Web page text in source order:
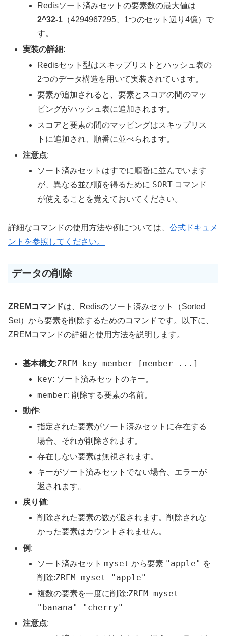
Redisソート済みセットの要素数の最大値は
2^32-1 （4294967295、1つのセット辺り4億）で
す。
実装の詳細:
Redisセット型はスキップリストとハッシュ表の
2つのデータ構造を用いて実装されています。
要素が追加されると、要素とスコアの間のマッ
ピングがハッシュ表に追加されます。
スコアと要素の間のマッピングはスキップリス
トに追加され、順番に並べられます。
注意点:
ソート済みセットはすでに順番に並んでいます
が、異なる並び順を得るために SORT コマンド
が使えることを覚えておいてください。
詳細なコマンドの使用方法や例については、 公式ドキュメ
ント を参照してください。
データの削除
ZREMコマンドは、Redisのソート済みセット（Sorted
Set）から要素を削除するためのコマンドです。以下に、
ZREMコマンドの詳細と使用方法を説明します。
基本構文:ZREM key member [member ...]
key: ソート済みセットのキー。
member: 削除する要素の名前。
動作:
指定された要素がソート済みセットに存在する
場合、それが削除されます。
存在しない要素は無視されます。
キーがソート済みセットでない場合、エラーが
返されます。
戻り値:
削除された要素の数が返されます。削除されな
かった要素はカウントされません。
例 :
ソート済みセットmyset から要素 "apple" を
削除:ZREM myset "apple"
複数の要素を一度に削除:ZREM myset
"banana" "cherry"
注意点: